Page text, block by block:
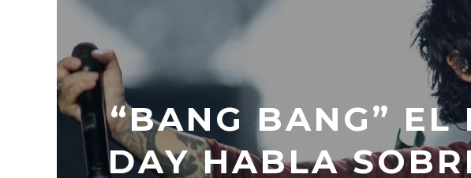
“BANG BANG” EL
DAY HABLA